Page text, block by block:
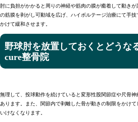
肘に負担がかかると周りの神経や筋肉の膜が癒着して動き
の筋膜を剥がし可動域を広げ、ハイボルテージ治療にて手
かけて緩和させます。
野球肘を放置しておくとどうな
cure整骨院
無理して、投球動作を続けていると変形性股関節症や尺骨
あります。また、関節内で剥離した骨が動きの制限をかけ
いけなくなります。